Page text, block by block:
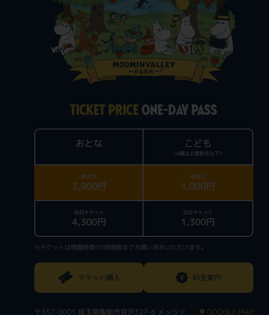
TICKET PRICE ONE-DAY PASS
おとな こども
（4歳以上高校生以下）
前売り
3,900円
前売り
1,000円
当日チケット
4,300円
当日チケット
1,300円
※チケットは閉園時間の1時間前までお買い求めいただけます。
チケット購入 料金案内
〒357-0001 埼玉県飯能市宮沢327-6 メッツァ GOOGLE MAP